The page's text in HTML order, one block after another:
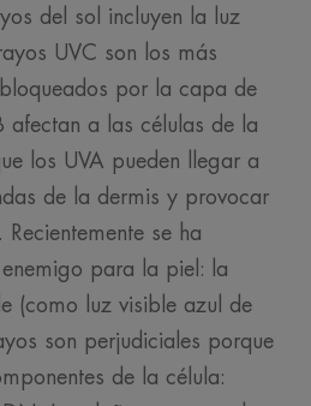
del sol incluyen la luz
UVC son los más
por la capa de
afectan a las células de la
los UVA pueden llegar a
de la dermis y provocar
se ha
para la piel: la
(como luz visible azul de
son perjudiciales porque
de la célula: